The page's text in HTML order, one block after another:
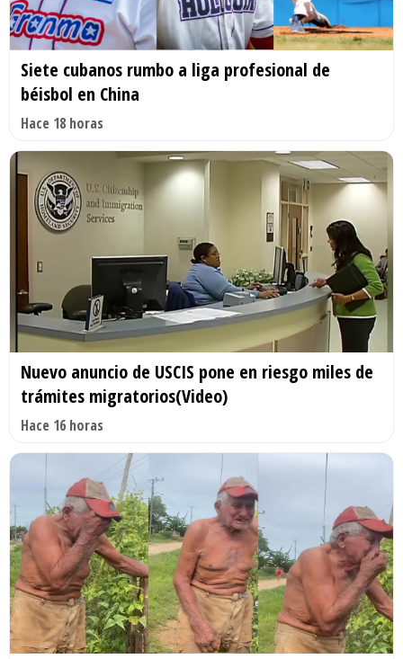
Siete cubanos rumbo a liga profesional de
béisbol en China
Hace 18 horas
Nuevo anuncio de USCIS pone en riesgo miles de
trámites migratorios(Video)
Hace 16 horas